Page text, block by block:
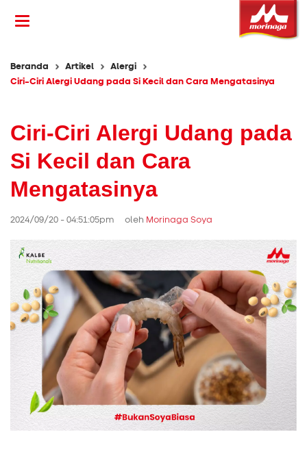
Beranda Artikel
Alergi
Ciri-Ciri Alergi Udang pada Si Kecil dan Cara Mengatasinya
Ciri-Ciri Alergi Udang pada
Si Kecil dan Cara
Mengatasinya
2024/09/20 - 04:51:05pm oleh Morinaga Soya